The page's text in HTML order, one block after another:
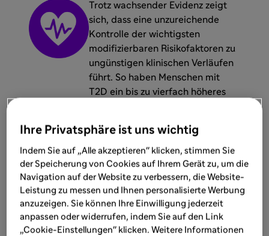
Trotz wachsender Evidenz zeigt
sich, dass eine unzureichende
Kontrolle der wichtigsten
modifizierbaren Risikofaktoren zu
ungünstigen klinischen Verläufen
führt. So haben Menschen mit
T2D ein bis zu vierfach höheres
einer ASCVD steigert das Risiko
zusätzlich.
Diese Versorgungslücken spiegeln
sich in mehreren modifizierbaren
Risikofaktoren wider:
Ihre Privatsphäre ist uns wichtig
Indem Sie auf „Alle akzeptieren" klicken, stimmen Sie
der Speicherung von Cookies auf Ihrem Gerät zu, um die
Navigation auf der Website zu verbessern, die Website-
Leistung zu messen und Ihnen personalisierte Werbung
anzuzeigen. Sie können Ihre Einwilligung jederzeit
anpassen oder widerrufen, indem Sie auf den Link
„Cookie-Einstellungen" klicken. Weitere Informationen